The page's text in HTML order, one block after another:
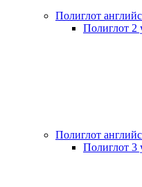
Полиглот
Полиглот 2
Полиглот
Полиглот 3